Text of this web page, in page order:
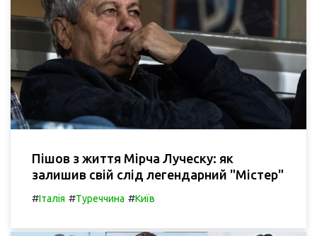
Пішов з життя Мірча Луческу: як
залишив свій слід легендарний "Містер"
#Італія #Туреччина #Київ